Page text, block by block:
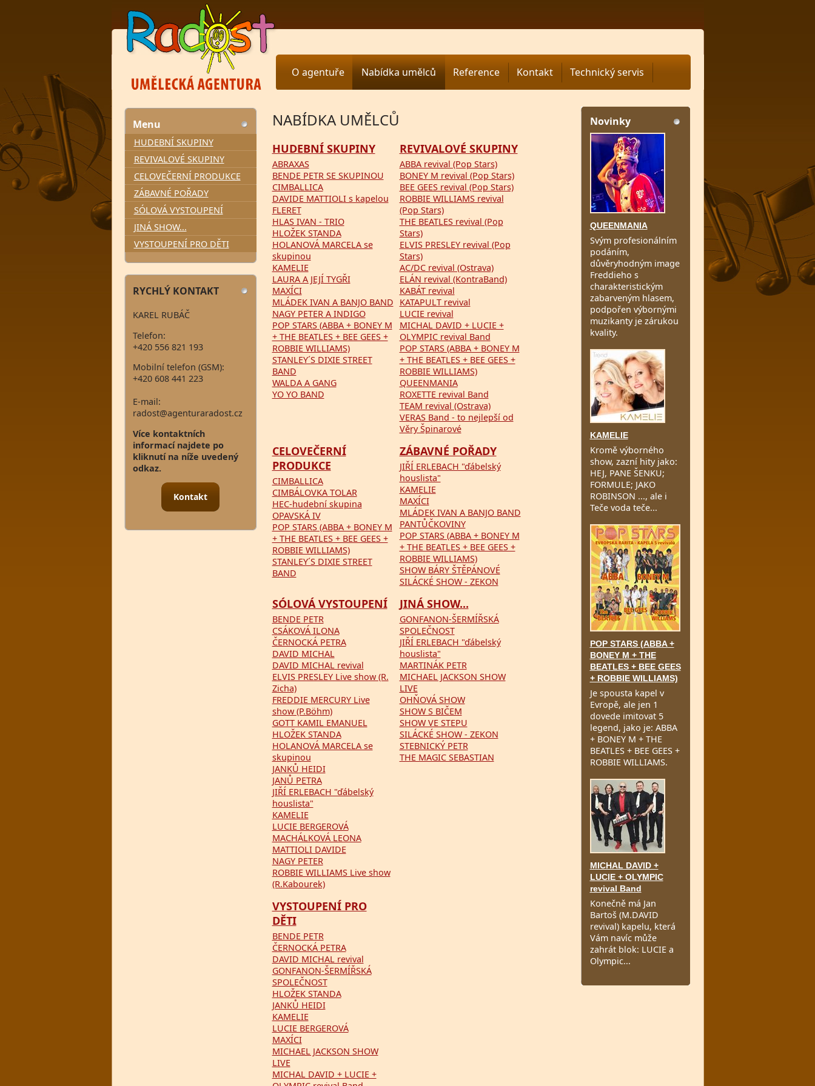
O agentuře Nabídka umělců Reference Kontakt Technický servis
Menu
HUDEBNÍ SKUPINY
REVIVALOVÉ SKUPINY
CELOVEČERNÍ PRODUKCE
ZÁBAVNÉ POŘADY
SÓLOVÁ VYSTOUPENÍ
JINÁ SHOW...
VYSTOUPENÍ PRO DĚTI
RYCHLÝ KONTAKT
KAREL RUBÁČ
Telefon:
+420 556 821 193
Mobilní telefon (GSM):
+420 608 441 223
E-mail:
radost@agenturaradost.cz
Více kontaktních
informací najdete po
kliknutí na níže uvedený
odkaz.
Kontakt
NABÍDKA UMĚLCŮ
HUDEBNÍ SKUPINY
ABRAXAS
BENDE PETR SE SKUPINOU
CIMBALLICA
DAVIDE MATTIOLI s kapelou
FLERET
HLAS IVAN - TRIO
HLOŽEK STANDA
HOLANOVÁ MARCELA se
skupinou
KAMELIE
LAURA A JEJÍ TYGŘI
MAXÍCI
MLÁDEK IVAN A BANJO BAND
NAGY PETER A INDIGO
POP STARS (ABBA + BONEY M
+ THE BEATLES + BEE GEES +
ROBBIE WILLIAMS)
STANLEY´S DIXIE STREET
BAND
WALDA A GANG
YO YO BAND
REVIVALOVÉ SKUPINY
ABBA revival (Pop Stars)
BONEY M revival (Pop Stars)
BEE GEES revival (Pop Stars)
ROBBIE WILLIAMS revival
(Pop Stars)
THE BEATLES revival (Pop
Stars)
ELVIS PRESLEY revival (Pop
Stars)
AC/DC revival (Ostrava)
ELÁN revival (KontraBand)
KABÁT revival
KATAPULT revival
LUCIE revival
MICHAL DAVID + LUCIE +
OLYMPIC revival Band
POP STARS (ABBA + BONEY M
+ THE BEATLES + BEE GEES +
ROBBIE WILLIAMS)
QUEENMANIA
ROXETTE revival Band
TEAM revival (Ostrava)
VERAS Band - to nejlepší od
Věry Špinarové
CELOVEČERNÍ
PRODUKCE
CIMBALLICA
CIMBÁLOVKA TOLAR
HEC-hudební skupina
OPAVSKÁ IV
POP STARS (ABBA + BONEY M
+ THE BEATLES + BEE GEES +
ROBBIE WILLIAMS)
STANLEY´S DIXIE STREET
BAND
ZÁBAVNÉ POŘADY
JIŘÍ ERLEBACH "ďábelský
houslista"
KAMELIE
MAXÍCI
MLÁDEK IVAN A BANJO BAND
PANTŮČKOVINY
POP STARS (ABBA + BONEY M
+ THE BEATLES + BEE GEES +
ROBBIE WILLIAMS)
SHOW BÁRY ŠTĚPÁNOVÉ
SILÁCKÉ SHOW - ZEKON
SÓLOVÁ VYSTOUPENÍ
BENDE PETR
CSÁKOVÁ ILONA
ČERNOCKÁ PETRA
DAVID MICHAL
DAVID MICHAL revival
ELVIS PRESLEY Live show (R.
Zicha)
FREDDIE MERCURY Live
show (P.Böhm)
GOTT KAMIL EMANUEL
HLOŽEK STANDA
HOLANOVÁ MARCELA se
skupinou
JANKŮ HEIDI
JANŮ PETRA
JIŘÍ ERLEBACH "ďábelský
houslista"
KAMELIE
LUCIE BERGEROVÁ
MACHÁLKOVÁ LEONA
MATTIOLI DAVIDE
NAGY PETER
ROBBIE WILLIAMS Live show
(R.Kabourek)
JINÁ SHOW...
GONFANON-ŠERMÍŘSKÁ
SPOLEČNOST
JIŘÍ ERLEBACH "ďábelský
houslista"
MARTINÁK PETR
MICHAEL JACKSON SHOW
LIVE
OHŇOVÁ SHOW
SHOW S BIČEM
SHOW VE STEPU
SILÁCKÉ SHOW - ZEKON
STEBNICKÝ PETR
THE MAGIC SEBASTIAN
VYSTOUPENÍ PRO
DĚTI
BENDE PETR
ČERNOCKÁ PETRA
DAVID MICHAL revival
GONFANON-ŠERMÍŘSKÁ
SPOLEČNOST
HLOŽEK STANDA
JANKŮ HEIDI
KAMELIE
LUCIE BERGEROVÁ
MAXÍCI
MICHAEL JACKSON SHOW
LIVE
MICHAL DAVID + LUCIE +
Novinky
QUEENMANIA
Svým profesionálním
podáním,
důvěryhodným image
Freddieho s
charakteristickým
zabarveným hlasem,
podpořen výbornými
muzikanty je zárukou
kvality.
KAMELIE
Kromě výborného
show, zazní hity jako:
HEJ, PANE ŠENKU;
FORMULE; JAKO
ROBINSON ..., ale i
Teče voda teče...
POP STARS (ABBA +
BONEY M + THE
BEATLES + BEE GEES
+ ROBBIE WILLIAMS)
Je spousta kapel v
Evropě, ale jen 1
dovede imitovat 5
legend, jako je: ABBA
+ BONEY M + THE
BEATLES + BEE GEES +
ROBBIE WILLIAMS.
MICHAL DAVID +
LUCIE + OLYMPIC
revival Band
Konečně má Jan
Bartoš (M.DAVID
revival) kapelu, která
Vám navíc může
zahrát blok: LUCIE a
Olympic...